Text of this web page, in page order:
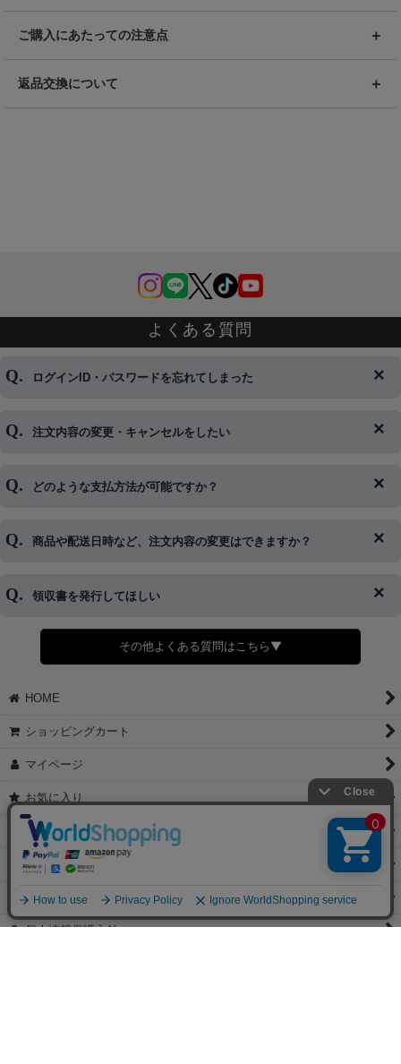
ご購入にあたっての注意点
返品交換について
よくある質問
ログインID・パスワードを忘れてしまった
◆下記ページより、ログインIDの変更が可能です。
注文内容の変更・キャンセルをしたい
◆即日発送を行なっている関係上、午後以降のご連絡やキャンセル
※発送後、発送準備が完了しお手続きが間に合わない場合は変更、
どのような支払方法が可能ですか？
◆代金引換・クレジットカード・携帯キャリア決済・おねだり決
商品や配送日時など、注文内容の変更はできますか？
◆商品発送前の変更は承っております。
さい。
領収書を発行してほしい
◆領収書はご希望頂いた場合のみ発行しております。
【これからご注文する場合】
願いします。
②宛名（空欄は上様は不可）
【すでにご注文が完了している場合】
①お電話・メール・LINEにて領収書希望の連絡をお願い致します
②後日、郵送にて領収書を送らせて頂きます。
①マイページから購入履歴→購入内容→領収書発行を選択。
②後日、郵送にて領収書を送らせて頂きます。
その他よくある質問はこちら▼
HOME
ショッピングカート
マイページ
お気に入り
特定商取引法表示
ご利用案内
お問い合せ
個人情報保護方針